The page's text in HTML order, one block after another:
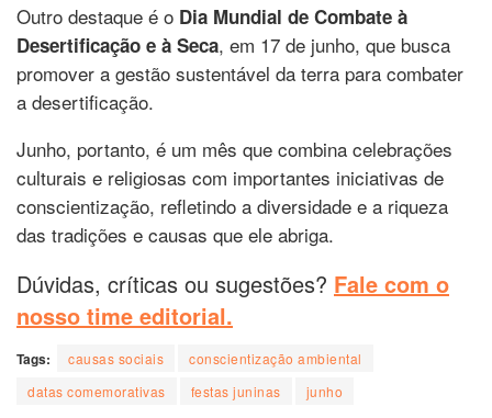
Outro destaque é o Dia Mundial de Combate à
Desertificação e à Seca, em 17 de junho, que busca
promover a gestão sustentável da terra para combater
a desertificação.
Junho, portanto, é um mês que combina celebrações
culturais e religiosas com importantes iniciativas de
conscientização, refletindo a diversidade e a riqueza
das tradições e causas que ele abriga.
Dúvidas, críticas ou sugestões? Fale com o
nosso time editorial.
Tags: causas sociais
conscientização ambiental
datas comemorativas
festas juninas junho